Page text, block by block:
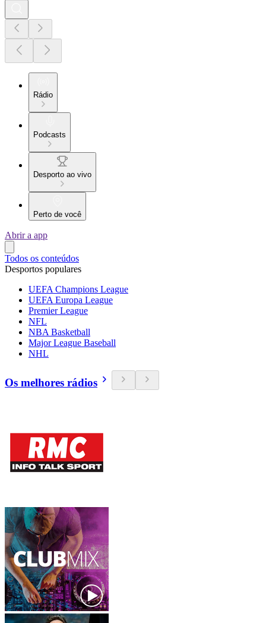
Rádio
Podcasts
Desporto ao vivo
Perto de você
Abrir a app
Todos os conteúdos
Desportos populares
UEFA Champions League
UEFA Europa League
Premier League
NFL
NBA Basketball
Major League Baseball
NHL
Os melhores rádios